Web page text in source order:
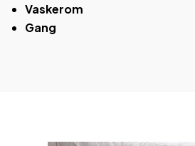
Vaskerom
Gang